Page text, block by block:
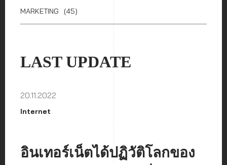
MARKETING (45)
LAST UPDATE
20.11.2022
Internet
อินเทอร์เน็ตได้ปฏิวัติโลกของ